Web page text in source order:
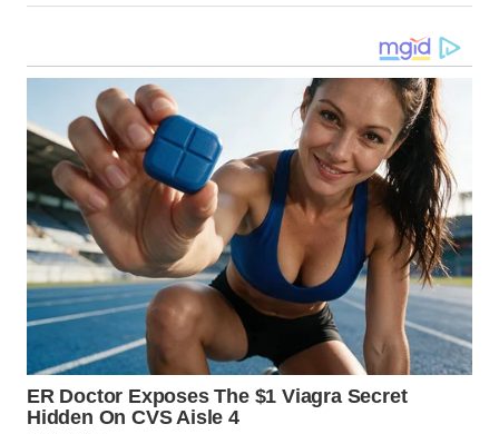
WN
DAIRI
WN
DANAU
TOBA
WN
NIAS
WN
LANGKAT